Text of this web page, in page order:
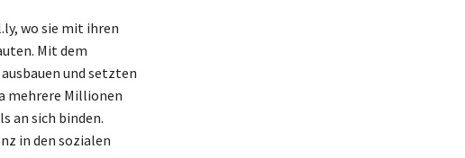
wo sie mit ihren
Mit dem
und setzten
mehrere Millionen
an sich binden.
in den sozialen